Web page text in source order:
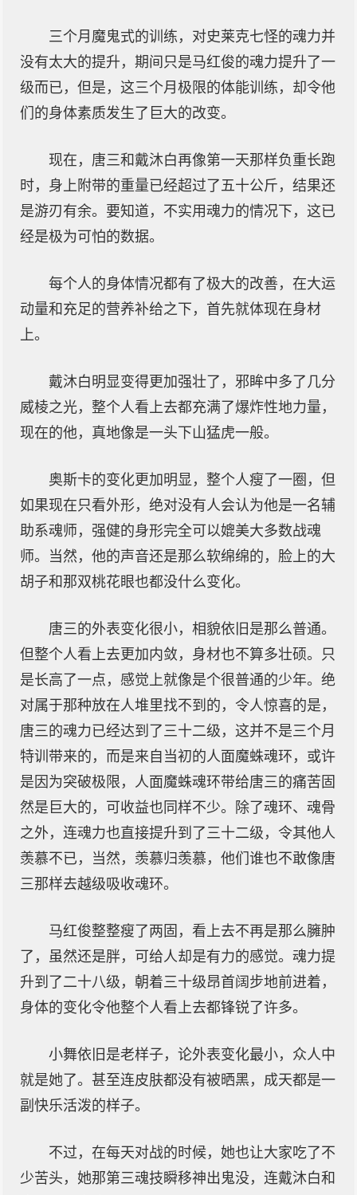
三个月魔鬼式的训练，对史莱克七怪的魂力并
没有太大的提升，期间只是马红俊的魂力提升了一
级而已，但是，这三个月极限的体能训练，却令他
们的身体素质发生了巨大的改变。
现在，唐三和戴沐白再像第一天那样负重长跑
时，身上附带的重量已经超过了五十公斤，结果还
是游刃有余。要知道，不实用魂力的情况下，这已
经是极为可怕的数据。
每个人的身体情况都有了极大的改善，在大运
动量和充足的营养补给之下，首先就体现在身材
上。
戴沐白明显变得更加强壮了，邪眸中多了几分
威棱之光，整个人看上去都充满了爆炸性地力量，
现在的他，真地像是一头下山猛虎一般。
奥斯卡的变化更加明显，整个人瘦了一圈，但
如果现在只看外形，绝对没有人会认为他是一名辅
助系魂师，强健的身形完全可以媲美大多数战魂
师。当然，他的声音还是那么软绵绵的，脸上的大
胡子和那双桃花眼也都没什么变化。
唐三的外表变化很小，相貌依旧是那么普通。
但整个人看上去更加内敛，身材也不算多壮硕。只
是长高了一点，感觉上就像是个很普通的少年。绝
对属于那种放在人堆里找不到的，令人惊喜的是，
唐三的魂力已经达到了三十二级，这并不是三个月
特训带来的，而是来自当初的人面魔蛛魂环，或许
是因为突破极限，人面魔蛛魂环带给唐三的痛苦固
然是巨大的，可收益也同样不少。除了魂环、魂骨
之外，连魂力也直接提升到了三十二级，令其他人
羡慕不已，当然，羡慕归羡慕，他们谁也不敢像唐
三那样去越级吸收魂环。
马红俊整整瘦了两固，看上去不再是那么臃肿
了，虽然还是胖，可给人却是有力的感觉。魂力提
升到了二十八级，朝着三十级昂首阔步地前进着，
身体的变化令他整个人看上去都锋锐了许多。
小舞依旧是老样子，论外表变化最小，众人中
就是她了。甚至连皮肤都没有被晒黑，成天都是一
副快乐活泼的样子。
不过，在每天对战的时候，她也让大家吃了不
少苦头，她那第三魂技瞬移神出鬼没，连戴沐白和